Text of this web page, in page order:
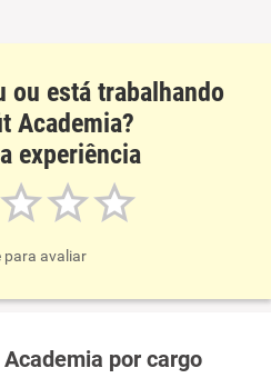
ou está trabalhando
Academia?
experiência
para avaliar
por cargo